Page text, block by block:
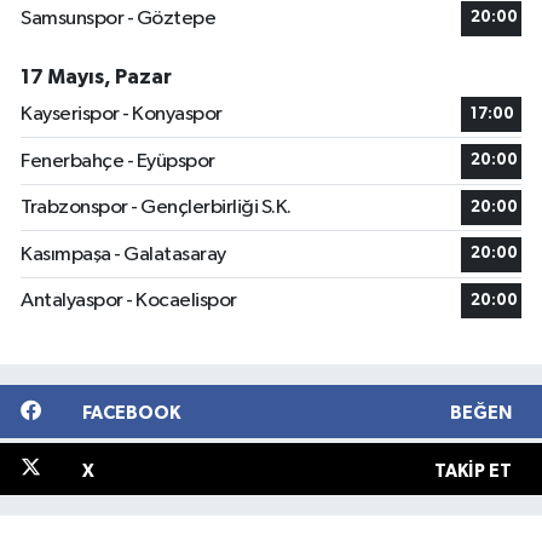
Samsunspor - Göztepe 20:00
17 Mayıs, Pazar
Kayserispor - Konyaspor
17:00
Fenerbahçe - Eyüpspor 20:00
Trabzonspor - Gençlerbirliği S.K. 20:00
Kasımpaşa - Galatasaray 20:00
Antalyaspor - Kocaelispor 20:00
FACEBOOK BEĞEN
X TAKIP ET